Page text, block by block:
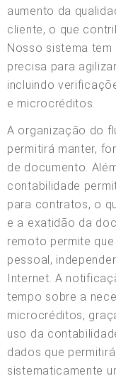
aumento da
cliente, o que
Nosso sistema
precisa para
incluindo
e microcréditos.
A organização do
permitirá manter,
de documento.
contabilidade
para contratos, o
e a exatidão da
remoto permite
pessoal,
Internet. A
tempo sobre a
microcréditos,
uso da
dados que
sistematicamente